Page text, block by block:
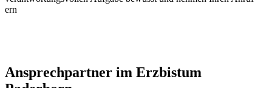
ern
Ansprechpartner im Erzbistum